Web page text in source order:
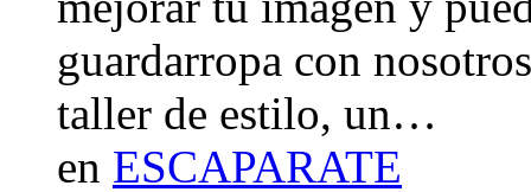
guardarropa con
taller de estilo, un…
en ESCAPARATE